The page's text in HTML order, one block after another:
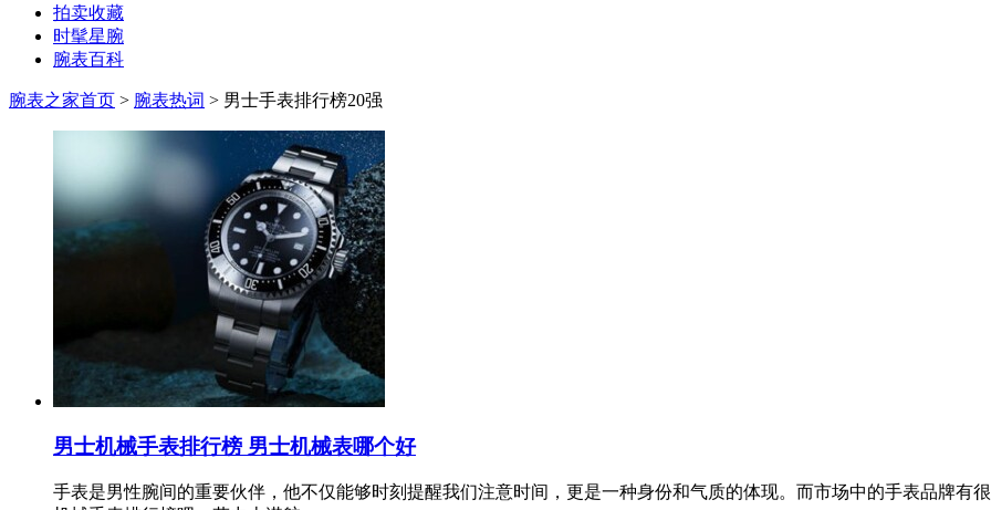
拍卖收藏
时髦星腕
腕表百科
腕表之家首页 > 腕表热词 > 男士手表排行榜20强
男士机械手表排行榜 男士机械表哪个好
手表是男性腕间的重要伙伴，他不仅能够时刻提醒我们注意时间，更是一种身份和气质的体现。而市场中的手表品牌有